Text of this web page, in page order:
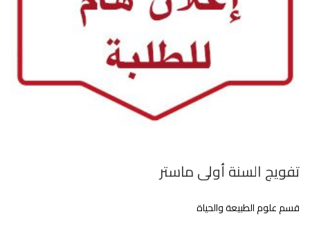
تفويج السنة أولى ماستر
قسم علوم الطبيعة والحياة